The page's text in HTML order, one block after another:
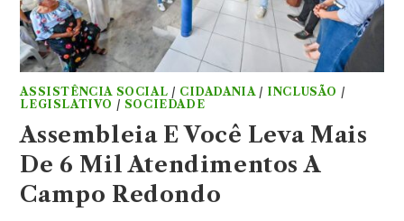
ASSISTÊNCIA SOCIAL / CIDADANIA/ INCLUSÃO /
LEGISLATIVO / SOCIEDADE
Assembleia E Você Leva Mais
De 6 Mil Atendimentos A
Campo Redondo